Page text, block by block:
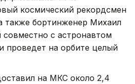
космический рекордсмен
также бортинженер Михаил
с астронавтом
проведет на орбите целый
на МКС около 2,4